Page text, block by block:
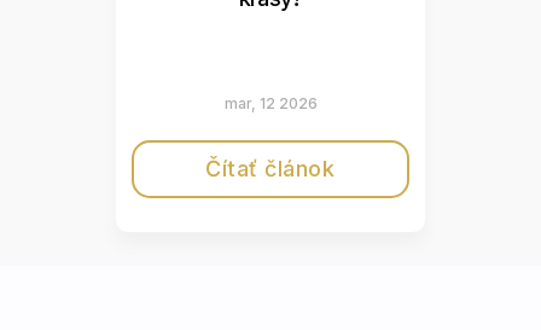
mar, 12 2026
Čítať článok